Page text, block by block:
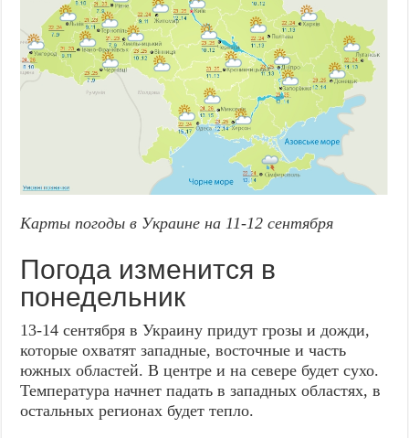
Карты погоды в Украине на 11-12 сентября
Погода изменится в
понедельник
13-14 сентября в Украину придут грозы и дожди,
которые охватят западные, восточные и часть
южных областей. В центре и на севере будет сухо.
Температура начнет падать в западных областях, в
остальных регионах будет тепло.